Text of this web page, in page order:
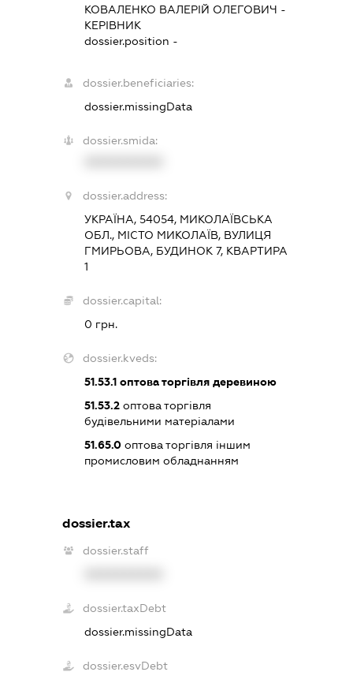
КОВАЛЕНКО ВАЛЕРІЙ ОЛЕГОВИЧ -
КЕРІВНИК
dossier.position -
dossier.beneficiaries:
dossier.missingData
dossier.smida:
dossier.address:
УКРАЇНА, 54054, МИКОЛАЇВСЬКА
ОБЛ., МІСТО МИКОЛАЇВ, ВУЛИЦЯ
ГМИРЬОВА, БУДИНОК 7, КВАРТИРА
1
dossier.capital:
0 грн.
dossier.kveds:
51.53.1 оптова торгівля деревиною
51.53.2 оптова торгівля
будівельними матеріалами
51.65.0 оптова торгівля іншим
промисловим обладнанням
dossier.tax
dossier.staff
dossier.taxDebt
dossier.missingData
dossier.esvDebt